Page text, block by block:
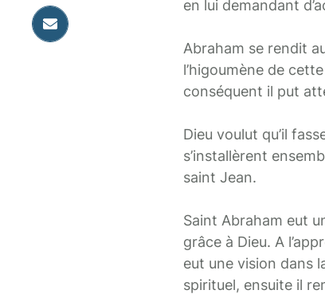
en lui demandant
Abraham se rendit
l’higoumène de
conséquent il put
Dieu voulut qu’il
s’installèrent
saint Jean.
Saint Abraham eut
grâce à Dieu. A
eut une vision dans
spirituel, ensuite il